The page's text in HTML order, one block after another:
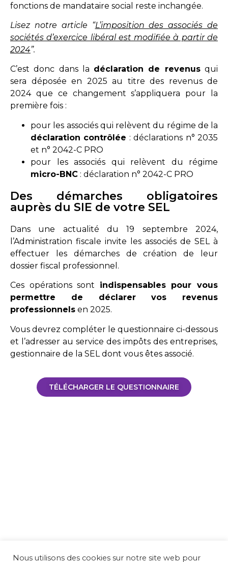
fonctions de mandataire social reste inchangée.
Lisez notre article “L’imposition des associés de
sociétés d’exercice libéral est modifiée à partir de
2024”.
C’est donc dans la déclaration de revenusqui
sera déposée en 2025 au titre des revenus de
2024 que ce changement s’appliquera pour la
première fois :
pour les associés qui relèvent du régime de la
déclaration contrôlée : déclarations n° 2035
et n° 2042-C PRO
pour les associés qui relèvent du régime
micro-BNC : déclaration n° 2042-C PRO
Des démarches obligatoires
auprès du SIE de votre SEL
Dans une actualité du 19 septembre 2024,
l’Administration fiscale invite les associés de SEL à
effectuer les démarches de création de leur
dossier fiscal professionnel.
Ces opérations sont indispensables pour vous
permettre de déclarer vos revenus
professionnels en 2025.
Vous devrez compléter le questionnaire ci-dessous
et l’adresser au service des impôts des entreprises,
gestionnaire de la SEL dont vous êtes associé.
TÉLÉCHARGER LE QUESTIONNAIRE
Nous utilisons des cookies sur notre site web pour